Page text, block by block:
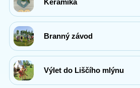
Keramika
Branný závod
Výlet do Liščího mlýnu